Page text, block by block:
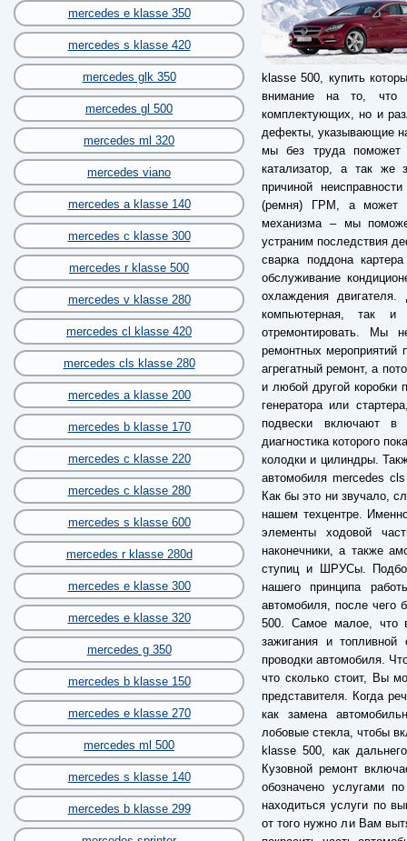
mercedes e klasse 350
mercedes s klasse 420
mercedes glk 350
mercedes gl 500
mercedes ml 320
mercedes viano
mercedes a klasse 140
mercedes c klasse 300
mercedes r klasse 500
mercedes v klasse 280
mercedes cl klasse 420
mercedes cls klasse 280
mercedes a klasse 200
mercedes b klasse 170
mercedes c klasse 220
mercedes c klasse 280
mercedes s klasse 600
mercedes r klasse 280d
mercedes e klasse 300
mercedes e klasse 320
mercedes g 350
mercedes b klasse 150
mercedes e klasse 270
mercedes ml 500
mercedes s klasse 140
mercedes b klasse 299
klasse 500, купить
внимание на то, что
комплектующих, но и
дефекты, указывающие
мы без труда поможет
катализатор, а так же
причиной
(ремня) ГРМ, а может
механизма – мы
устраним последствия
сварка поддона
обслуживание
охлаждения
компьютерная, так и
отремонтировать. Мы
ремонтных
агрегатный ремонт, а
и любой другой коробки
генератора или
подвески включают в
диагностика которого
колодки и цилиндры.
автомобиля mercedes
Как бы это ни звучало,
нашем техцентре.
элементы ходовой
наконечники, а также
ступиц и ШРУСы.
нашего принципа
автомобиля, после чего
500. Самое малое, что
зажигания и
проводки автомобиля.
что сколько стоит, Вы
представителя. Когда
как замена
лобовые стекла, чтобы
klasse 500, как
Кузовной ремонт
обозначено услугами
находиться услуги по
от того нужно ли Вам